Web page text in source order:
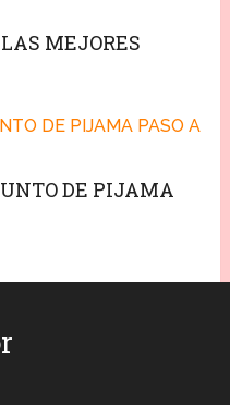
MEJORES
DE PIJAMA